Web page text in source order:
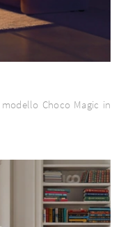
Choco Magic in